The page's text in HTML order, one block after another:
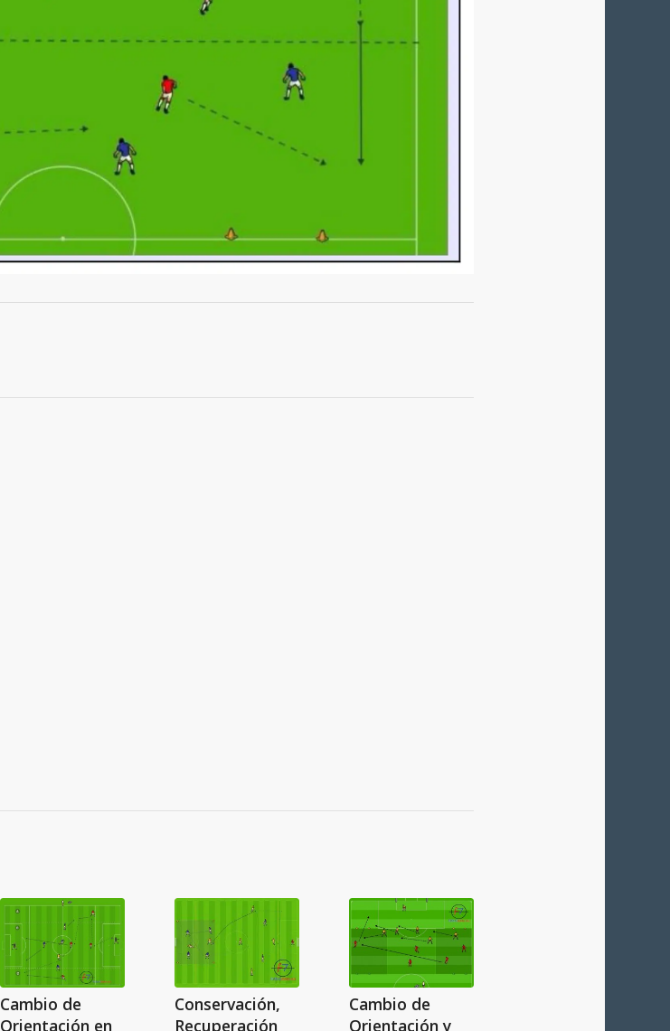
Cambio de
Orientación en
Conservación,
Recuperación
Cambio de
Orientación y